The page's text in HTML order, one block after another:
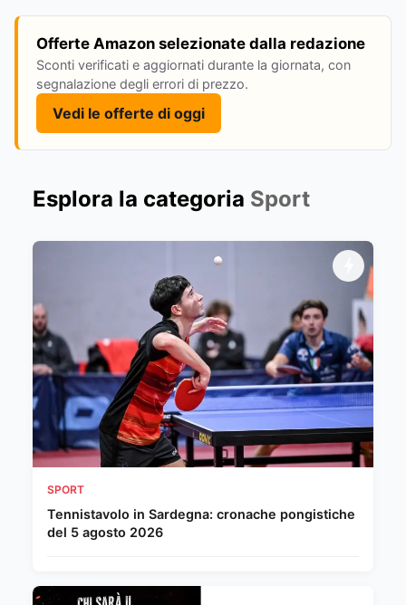
Offerte Amazon selezionate dalla redazione
Sconti verificati e aggiornati durante la giornata, con
segnalazione degli errori di prezzo.
Vedi le offerte di oggi
Esplora la categoria Sport
SPORT
Tennistavolo in Sardegna: cronache pongistiche
del 5 agosto 2026